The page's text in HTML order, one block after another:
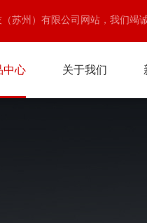
苏州）有限公司网站，我们竭
中心 关于我们